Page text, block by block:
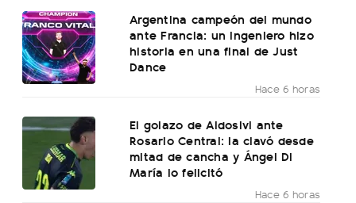
Argentina campeón del mundo
ante Francia: un ingeniero hizo
historia en una final de Just
Dance
Hace 6 horas
El golazo de Aldosivi ante
Rosario Central: la clavó desde
mitad de cancha y Ángel Di
María lo felicitó
Hace 6 horas